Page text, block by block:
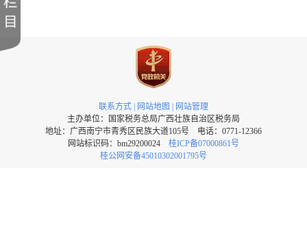
联系方式 | 网站地图 | 网站管理
主办单位：国家税务总局广西壮族自治区税务局
地址：广西南宁市青秀区民族大道105号 电话：0771-12366
网站标识码：bm29200024 桂ICP备07000861号
桂公网安备45010302001795号